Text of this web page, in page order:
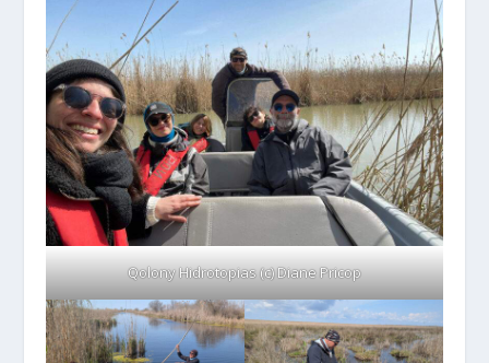
Qolony Hidrotopias (c) Diane Pricop